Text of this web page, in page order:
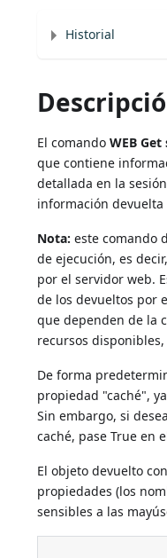
Historial
El comandoWEB
que contiene
detallada en la
información devuelta
Nota: este comando
de ejecución, es
por el servidor web.
de los devueltos por
que dependen de la
recursos disponibles,
De forma
propiedad "caché",
Sin embargo, si
caché, pase True en
El objeto devuelto
propiedades (los
sensibles a las